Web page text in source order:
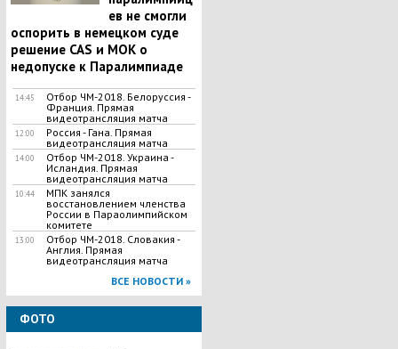
ев не смогли
оспорить в немецком суде
решение CAS и МОК о
недопуске к Паралимпиаде
14:45
Отбор ЧМ-2018. Белоруссия -
Франция. Прямая
видеотрансляция матча
12:00
Россия - Гана. Прямая
видеотрансляция матча
14:00
Отбор ЧМ-2018. Украина -
Исландия. Прямая
видеотрансляция матча
10:44
МПК занялся
восстановлением членства
России в Параолимпийском
комитете
13:00
Отбор ЧМ-2018. Словакия -
Англия. Прямая
видеотрансляция матча
ВСЕ НОВОСТИ »
ФОТО